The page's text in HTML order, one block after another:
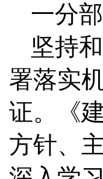
一分
坚持
署落实
证。《
方针、